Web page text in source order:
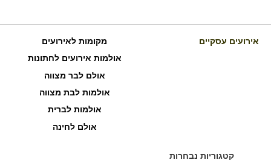
אירועים עסקיים
מקומות לאירועים
אולמות אירועים לחתונות
אולם לבר מצווה
אולמות לבת מצווה
אולמות לברית
אולם לחינה
קטגוריות נבחרות